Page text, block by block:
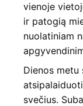
vienoje
ir patogią
nuolatiniam
Dienos
svečius.